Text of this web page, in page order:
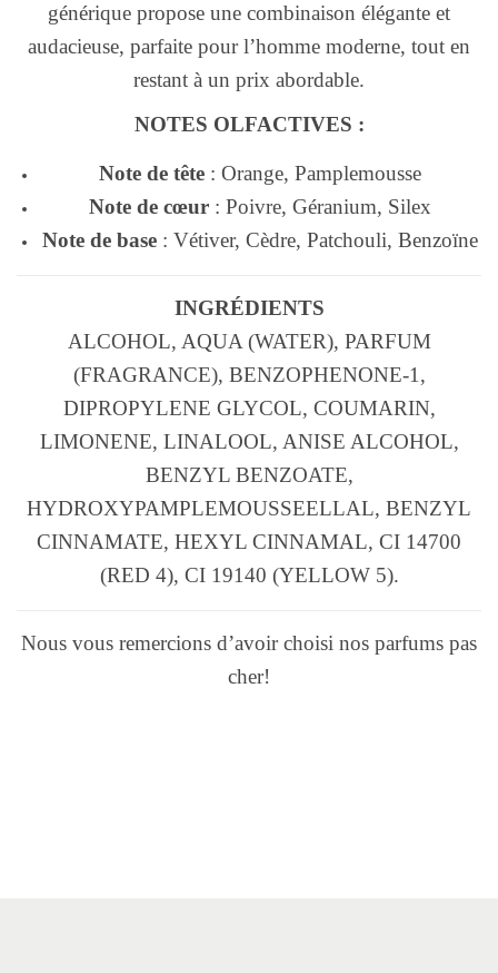
générique propose une combinaison élégante et
audacieuse, parfaite pour l’homme moderne, tout en
restant à un prix abordable.
NOTES OLFACTIVES :
Note de tête : Orange, Pamplemousse
Note de cœur : Poivre, Géranium, Silex
Note de base : Vétiver, Cèdre, Patchouli, Benzoïne
INGRÉDIENTS
ALCOHOL, AQUA (WATER), PARFUM
(FRAGRANCE), BENZOPHENONE-1,
DIPROPYLENE GLYCOL, COUMARIN,
LIMONENE, LINALOOL, ANISE ALCOHOL,
BENZYL BENZOATE,
HYDROXYPAMPLEMOUSSEELLAL, BENZYL
CINNAMATE, HEXYL CINNAMAL, CI 14700
(RED 4), CI 19140 (YELLOW 5).
Nous vous remercions d’avoir choisi nos parfums pas
cher!